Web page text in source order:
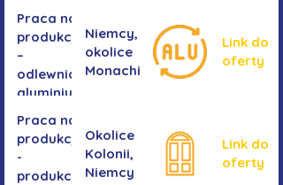
Praca na
produkcji
–
odlewnia
aluminium
Niemcy,
okolice
Monachium
Link do
oferty
Praca na
produkcji
-
produkcja
Okolice
Kolonii,
Niemcy
Link do
oferty